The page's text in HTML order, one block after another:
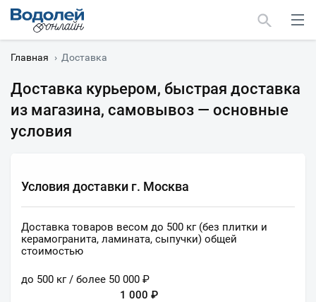
Главная › Доставка
Доставка курьером, быстрая доставка
из магазина, самовывоз — основные
условия
Условия доставки г. Москва
Доставка товаров весом до 500 кг (без плитки и
керамогранита, ламината, сыпучки) общей
стоимостью
до 500 кг / более 50 000 ₽
1 000 ₽
Москва